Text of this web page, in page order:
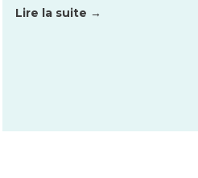
Lire la suite →